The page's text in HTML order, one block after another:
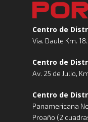
Centro de
Via. Daule Km.
Centro de
Av. 25 de Julio,
Centro de
Panamericana
Proaño (2